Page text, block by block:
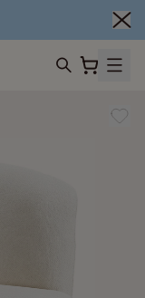
minstens 2